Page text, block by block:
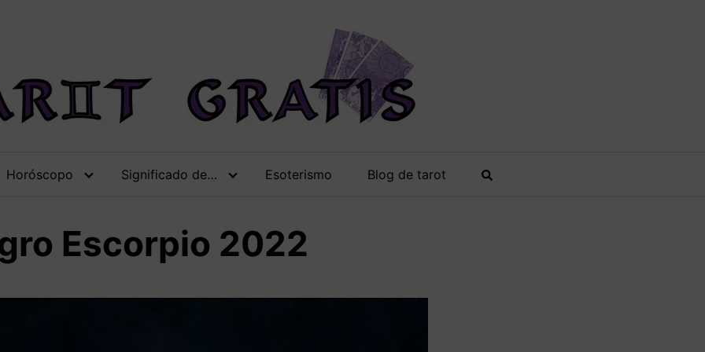
Horóscopo Significado de… Esoterismo Blog de tarot
Escorpio 2022